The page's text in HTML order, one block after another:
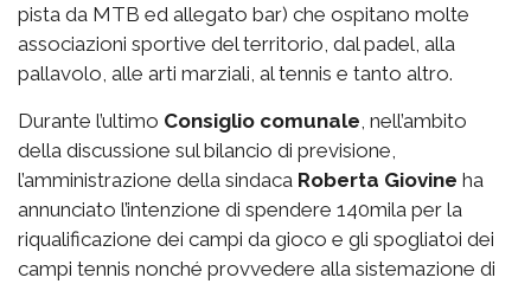
pista da MTB ed allegato bar) che ospitano molte
associazioni sportive del territorio, dal padel, alla
pallavolo, alle arti marziali, al tennis e tanto altro.
Durante l’ultimo Consiglio comunale , nell’ambito
della discussione sul bilancio di previsione,
l’amministrazione della sindaca Roberta Giovine ha
annunciato l’intenzione di spendere 140mila per la
riqualificazione dei campi da gioco e gli spogliatoi dei
campi tennis nonché provvedere alla sistemazione di